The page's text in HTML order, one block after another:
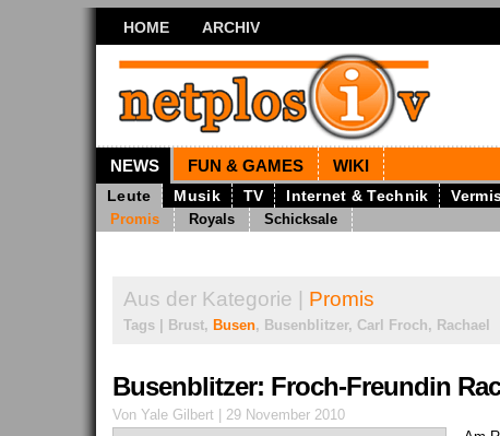
HOME ARCHIV
NEWS FUN & GAMES WIKI
Leute Musik TV Internet & Technik
Promis Royals Schicksale
Aus der Kategorie | Promis
Tags | Brust, Busen, Busenblitzer, Carl Froch, Rachael
Busenblitzer: Froch-Freundin
Von Yale Gilbert | 29 November 2010